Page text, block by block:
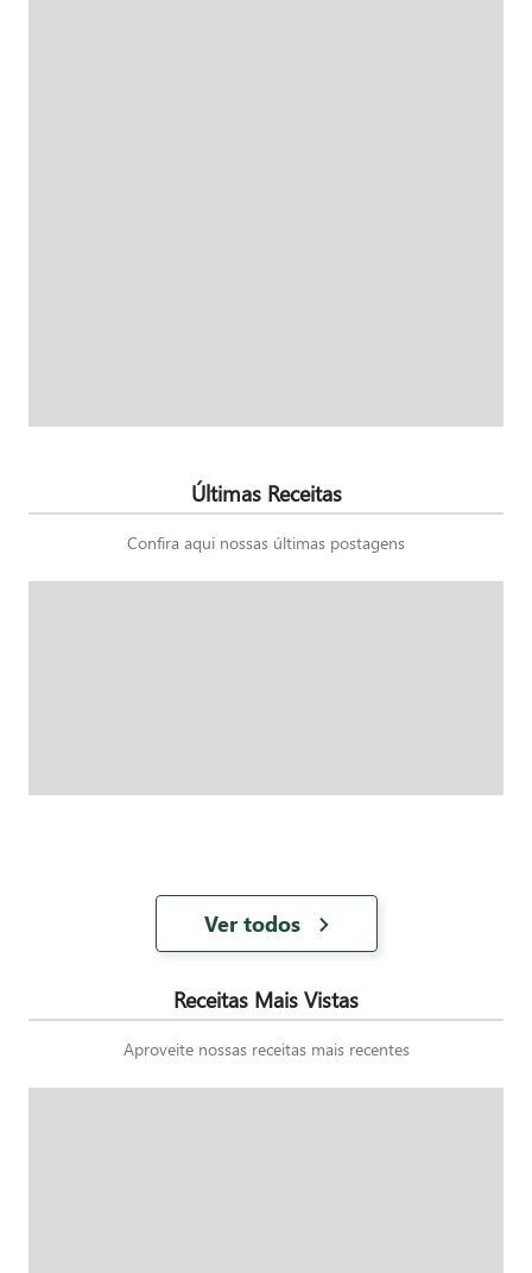
Últimas Receitas
Confira aqui nossas últimas postagens
Ver todos
Receitas Mais Vistas
Aproveite nossas receitas mais recentes